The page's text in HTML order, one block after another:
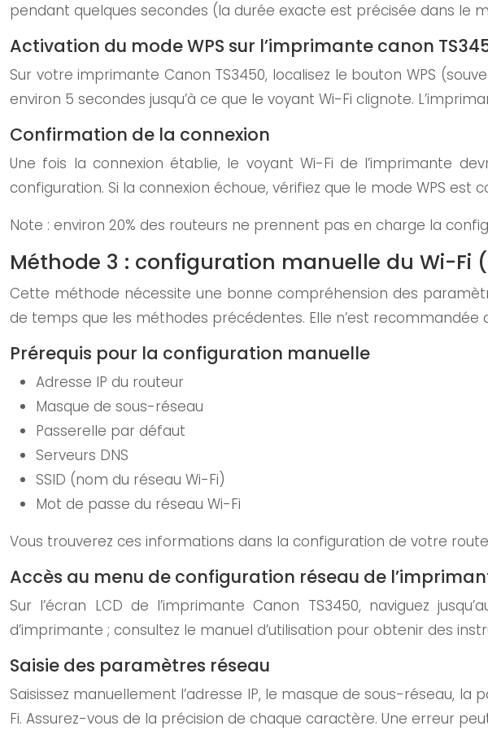
pendant quelques secondes (la durée exacte est précisée dans le
Activation du mode WPS sur l’imprimante canon
Sur votre imprimante Canon TS3450, localisez le bouton WPS
environ 5 secondes jusqu’à ce que le voyant Wi-Fi clignote.
Confirmation de la connexion
Une fois la connexion établie, le voyant Wi-Fi de l’imprimante
configuration. Si la connexion échoue, vérifiez que le mode WPS
Note : environ 20% des routeurs ne prennent pas en charge la
Méthode 3 : configuration manuelle du Wi-Fi
Cette méthode nécessite une bonne compréhension des
de temps que les méthodes précédentes. Elle n’est
Prérequis pour la configuration manuelle
Adresse IP du routeur
Masque de sous-réseau
Passerelle par défaut
Serveurs DNS
SSID (nom du réseau Wi-Fi)
Mot de passe du réseau Wi-Fi
Vous trouverez ces informations dans la configuration de votre
Accès au menu de configuration réseau de
Sur l’écran LCD de l’imprimante Canon TS3450, naviguez
d’imprimante ; consultez le manuel d’utilisation pour obtenir des
Saisie des paramètres réseau
Saisissez manuellement l’adresse IP, le masque de sous-réseau,
Fi. Assurez-vous de la précision de chaque caractère. Une erreur